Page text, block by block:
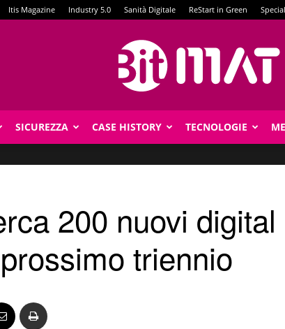
Itis Magazine Industry 5.0 Sanità Digitale ReStart in Green
SICUREZZA CASE HISTORY TECNOLOGIE
200 nuovi
triennio